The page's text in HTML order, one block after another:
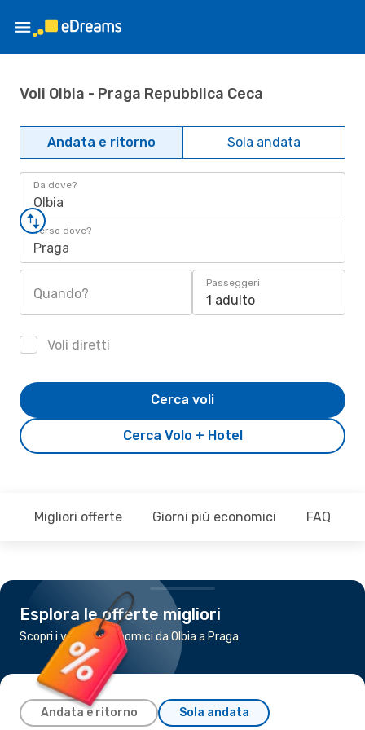
Voli Olbia - Praga Repubblica Ceca
Andata e ritorno Sola andata
Da dove?
Olbia
Verso dove?
Praga
Quando?
Passeggeri
1 adulto
Voli diretti
Cerca Volo + Hotel
Cerca voli
Migliori offerte Giorni più economici FAQ
Esplora le offerte migliori
Scopri i voli più economici da Olbia a Praga
Andata e ritorno Sola andata